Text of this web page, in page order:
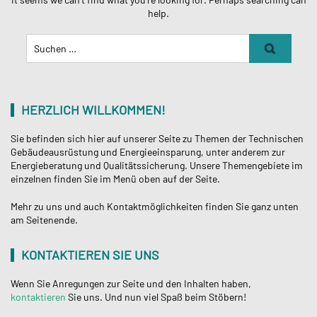
help.
Nach:
HERZLICH WILLKOMMEN!
Sie befinden sich hier auf unserer Seite zu Themen der Technischen
Gebäudeausrüstung und Energieeinsparung, unter anderem zur
Energieberatung und Qualitätssicherung. Unsere Themengebiete im
einzelnen finden Sie im Menü oben auf der Seite.
Mehr zu uns und auch Kontaktmöglichkeiten finden Sie ganz unten
am Seitenende.
KONTAKTIEREN SIE UNS
Wenn Sie Anregungen zur Seite und den Inhalten haben,
kontaktieren Sie uns. Und nun viel Spaß beim Stöbern!